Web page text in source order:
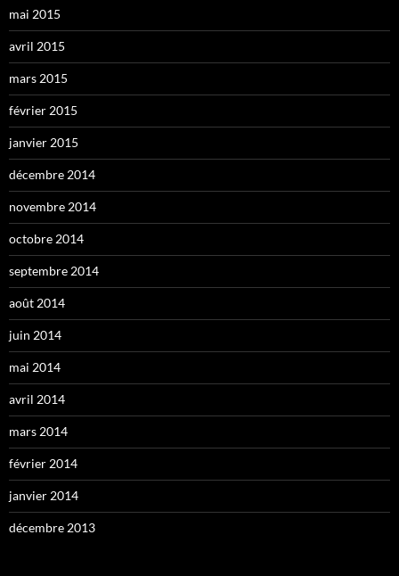
mai 2015
avril 2015
mars 2015
février 2015
janvier 2015
décembre 2014
novembre 2014
octobre 2014
septembre 2014
août 2014
juin 2014
mai 2014
avril 2014
mars 2014
février 2014
janvier 2014
décembre 2013